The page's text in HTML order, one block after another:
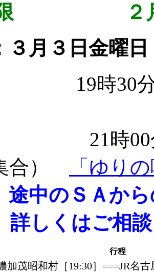
限 ２月２
３月３日金曜日
9時
21時
合）
「ゆり
途中のＳＡか
詳しくはご相
行程
加茂昭和村［19:30］===JR名